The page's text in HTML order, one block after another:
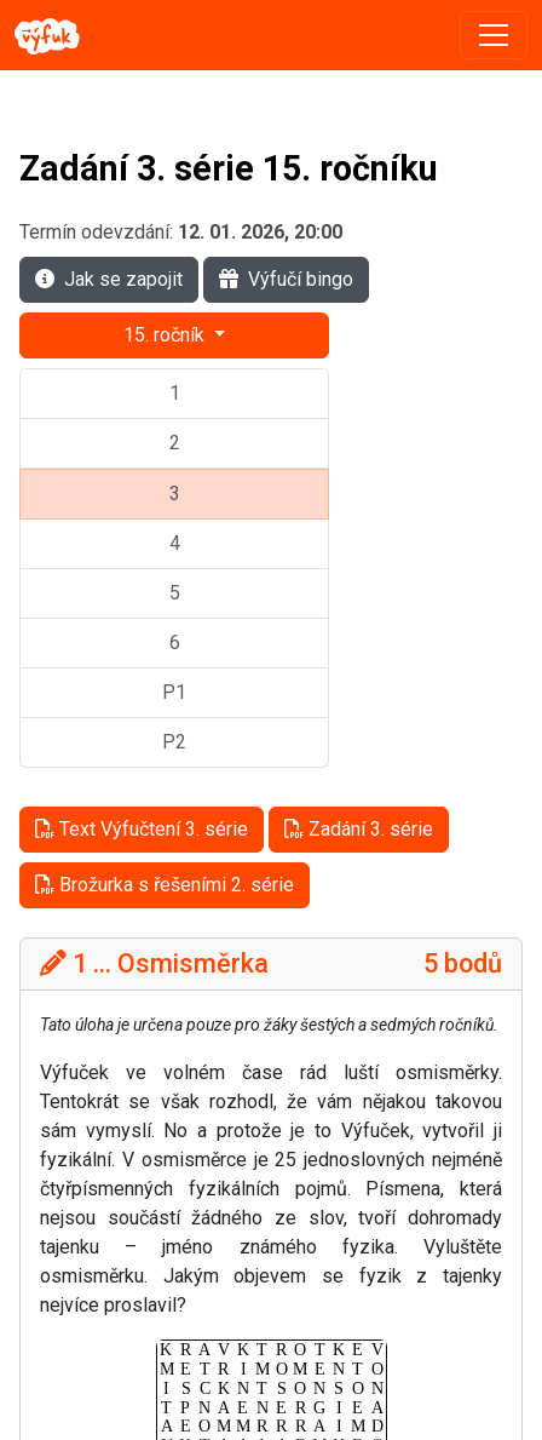
Zadání 3. série 15. ročníku
Termín odevzdání: 12. 01. 2026, 20:00
Jak se zapojit Výfučí bingo
15. ročník
1
2
3
4
5
6
P1
P2
Text Výfučtení 3. série Zadání 3. série
Brožurka s řešeními 2. série
1 ... Osmisměrka 5 bodů
Tato úloha je určena pouze pro žáky šestých a sedmých ročníků.
Výfuček ve volném čase rád luští osmisměrky.
Tentokrát se však rozhodl, že vám nějakou takovou
sám vymyslí. No a protože je to Výfuček, vytvořil ji
fyzikální. V osmisměrce je 25 jednoslovných nejméně
čtyřpísmenných fyzikálních pojmů. Písmena, která
nejsou součástí žádného ze slov, tvoří dohromady
tajenku – jméno známého fyzika. Vyluštěte
osmisměrku. Jakým objevem se fyzik z tajenky
nejvíce proslavil?